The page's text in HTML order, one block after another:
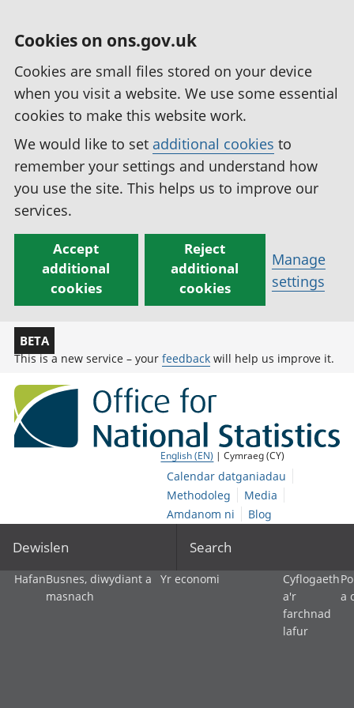
Cookies on ons.gov.uk
Cookies are small files stored on your device
when you visit a website. We use some essential
cookies to make this website work.
We would like to set additional cookies to
remember your settings and understand how
you use the site. This helps us to improve our
services.
Accept
additional
cookies
Reject
additional
cookies
Manage
settings
BETA
This is a new service – your feedback will help us improve it.
English (EN) | Cymraeg (CY)
Calendar datganiadau
Methodoleg
Media
Amdanom ni
Blog
Dewislen Search
HafanBusnes, diwydiant a
masnach
Yr economi
Cyflogaeth
a'r
farchnad
lafur
a